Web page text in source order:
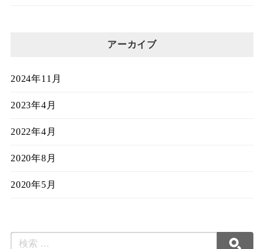
アーカイブ
2024年11月
2023年4月
2022年4月
2020年8月
2020年5月